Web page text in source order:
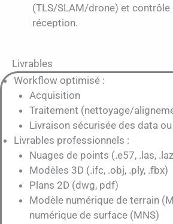
(TLS/SLAM/drone) et
réception.
Livrables
Workflow optimisé :
Acquisition
Traitement (nettoyage/
Livraison sécurisée des data
Livrables professionnels :
Nuages de points (.e57, .las,
Modèles 3D (.ifc, .obj, .ply, .fbx)
Plans 2D (dwg, pdf)
Modèle numérique de terrain
numérique de surface (MNS)